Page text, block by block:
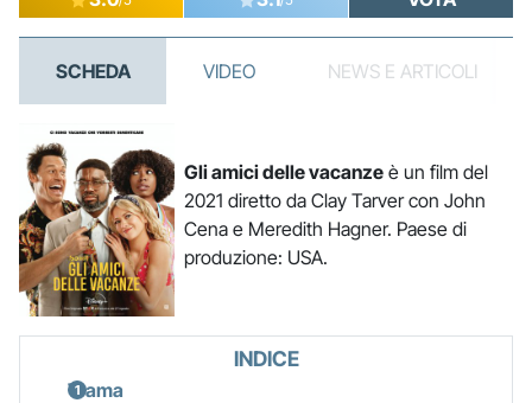
SCHEDA VIDEO NEWS E ARTICOLI
Gli amici delle vacanzeè un film del
2021 diretto da Clay Tarver con John
Cena e Meredith Hagner. Paese di
produzione: USA.
INDICE
Trama